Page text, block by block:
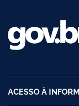
ACESSO À